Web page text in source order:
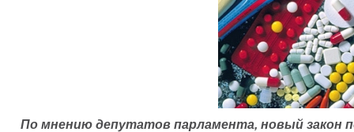
По мнению депутатов парламента, новый закон